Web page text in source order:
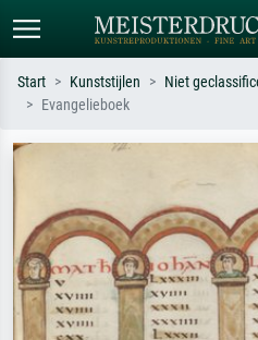
Monet, Sterrennacht, impressionisme,
Hokusai-golf, naakt.
Start Kunststijlen Niet
Evangelieboek